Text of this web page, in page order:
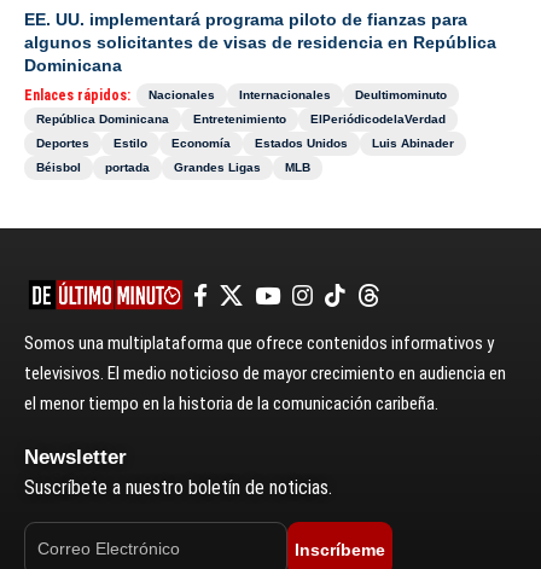
EE. UU. implementará programa piloto de fianzas para
algunos solicitantes de visas de residencia en República
Dominicana
Enlaces rápidos: Nacionales Internacionales
Deultimominuto
República Dominicana
Entretenimiento
ElPeriódicodelaVerdad
Deportes
Estilo Economía Estados Unidos
Luis Abinader
Béisbol
portada Grandes Ligas MLB
Somos una multiplataforma que ofrece contenidos informativos y
televisivos. El medio noticioso de mayor crecimiento en audiencia en
el menor tiempo en la historia de la comunicación caribeña.
Newsletter
Suscríbete a nuestro boletín de noticias.
Inscríbeme